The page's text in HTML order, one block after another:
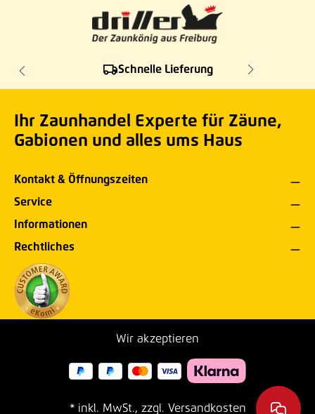
Schnelle Lieferung
Ihr Zaunhandel Experte für Zäune,
Gabionen und alles ums Haus
Kontakt & Öffnungszeiten
Service
Informationen
Rechtliches
Wir akzeptieren
* inkl. MwSt., zzgl. Versandkosten